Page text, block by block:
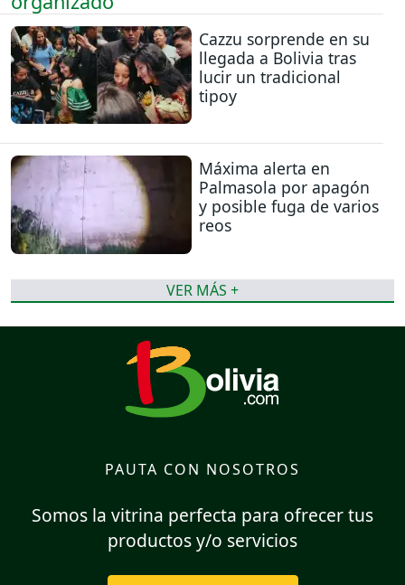
Cazzu sorprende en su
llegada a Bolivia tras
lucir un tradicional
tipoy
Máxima alerta en
Palmasola por apagón
y posible fuga de varios
reos
VER MÁS +
PAUTA CON NOSOTROS
Somos la vitrina perfecta para ofrecer tus
productos y/o servicios